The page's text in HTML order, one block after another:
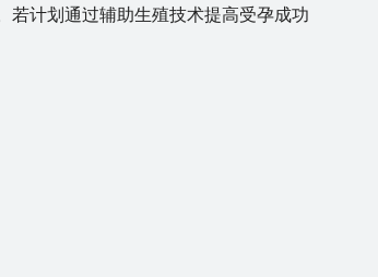
若计划通过辅助生殖技术提高受孕成功